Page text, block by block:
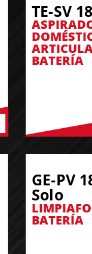
TE-SV
BATERÍA
GE-PV
Solo
BATERÍA